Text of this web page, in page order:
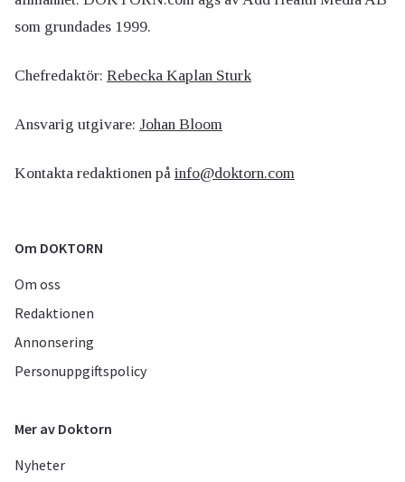
som grundades 1999.
Chefredaktör: Rebecka Kaplan Sturk
Ansvarig utgivare: Johan Bloom
Kontakta redaktionen på info@doktorn.com
Om DOKTORN
Om oss
Redaktionen
Annonsering
Personuppgiftspolicy
Mer av Doktorn
Nyheter